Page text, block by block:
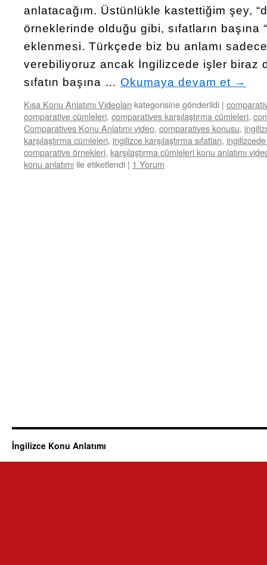
anlatacağım. Üstünlükle kastettiğim şey,
örneklerinde olduğu gibi, sıfatların başına
eklenmesi. Türkçede biz bu anlamı
verebiliyoruz ancak İngilizcede işler biraz
sıfatın başına … Okumaya devam et →
Kısa Konu Anlatımı Videoları kategorisine gönderildi |
comparative cümleleri, comparatives karşılaştırma cümleleri,
Comparatives Konu Anlatımı video, comparatives konusu,
karşılaştırma cümleleri, ingilizce karşılaştırma sıfatları,
comparative örnekleri, karşılaştırma cümleleri konu anlatımı
konu anlatımı ile etiketlendi | 1 Yorum
İngilizce Konu Anlatımı